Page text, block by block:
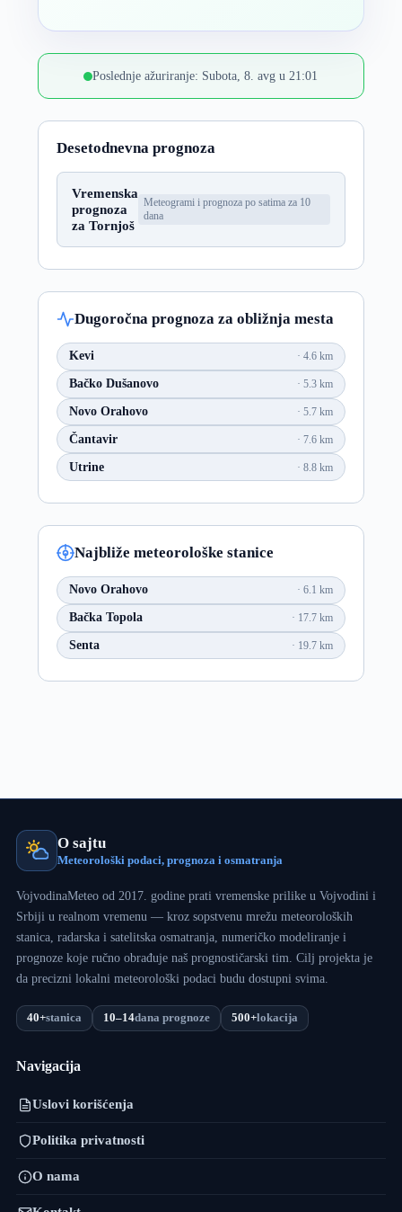
Poslednje ažuriranje: Subota, 8. avg u 21:01
Desetodnevna prognoza
Vremenska
prognoza
za Tornjoš
Meteogrami i prognoza po satima za 10
dana
Dugoročna prognoza za obližnja mesta
Kevi 4.6 km
Bačko Dušanovo 5.3 km
Novo Orahovo 5.7 km
Čantavir 7.6 km
Utrine 8.8 km
Najbliže meteorološke stanice
Novo Orahovo 6.1 km
Bačka Topola 17.7 km
Senta 19.7 km
O sajtu
Meteorološki podaci, prognoza i osmatranja
VojvodinaMeteo od 2017. godine prati vremenske prilike u Vojvodini i
Srbiji u realnom vremenu — kroz sopstvenu mrežu meteoroloških
stanica, radarska i satelitska osmatranja, numeričko modeliranje i
prognoze koje ručno obrađuje naš prognostičarski tim. Cilj projekta je
da precizni lokalni meteorološki podaci budu dostupni svima.
40+stanica 10–14dana prognoze 500+lokacija
Navigacija
Uslovi korišćenja
Politika privatnosti
O nama